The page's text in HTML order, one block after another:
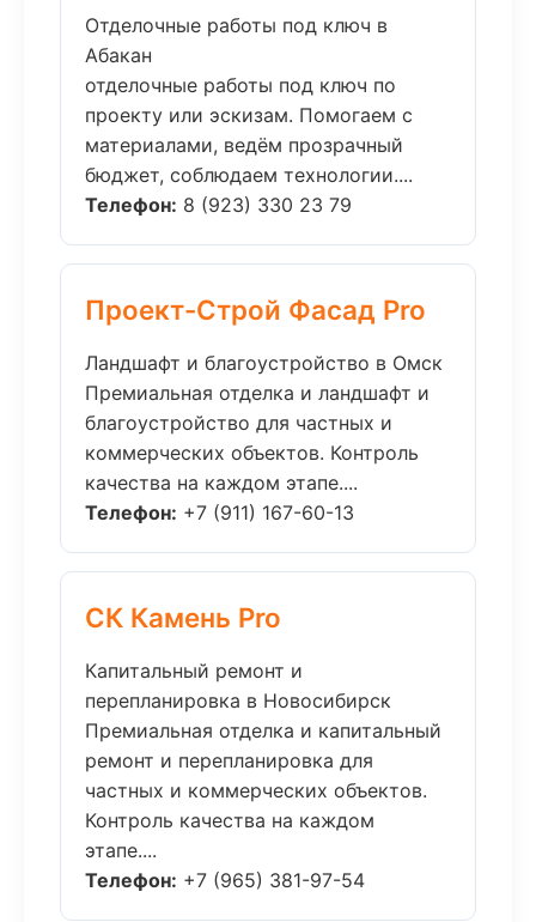
Отделочные работы под ключ в
Абакан
отделочные работы под ключ по
проекту или эскизам. Помогаем с
материалами, ведём прозрачный
бюджет, соблюдаем технологии....
Телефон: 8 (923) 330 23 79
Проект-Строй Фасад Pro
Ландшафт и благоустройство в Омск
Премиальная отделка и ландшафт и
благоустройство для частных и
коммерческих объектов. Контроль
качества на каждом этапе....
Телефон: +7 (911) 167-60-13
СК Камень Pro
Капитальный ремонт и
перепланировка в Новосибирск
Премиальная отделка и капитальный
ремонт и перепланировка для
частных и коммерческих объектов.
Контроль качества на каждом
этапе....
Телефон: +7 (965) 381-97-54